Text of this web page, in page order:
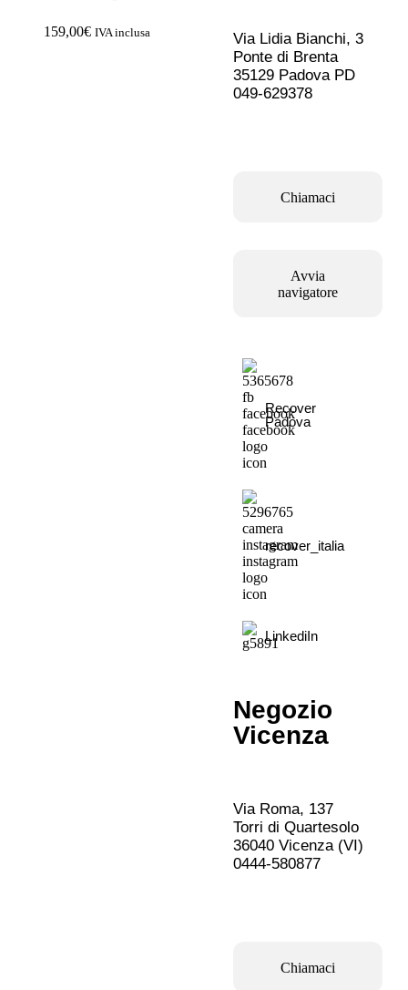
ACQUISTA IPHONE
VICENZA
159,00€ IVA inclusa
Via Lidia Bianchi, 3
Ponte di Brenta
35129 Padova PD
049-629378
Chiamaci
Avvia
navigatore
Recover
Padova
recover_italia
LinkediIn
Negozio
Vicenza
Via Roma, 137
Torri di Quartesolo
36040 Vicenza (VI)
0444-580877
Chiamaci